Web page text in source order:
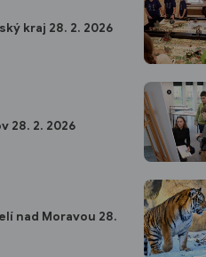
kraj 28. 2. 2026
28. 2. 2026
nad Moravou 28.